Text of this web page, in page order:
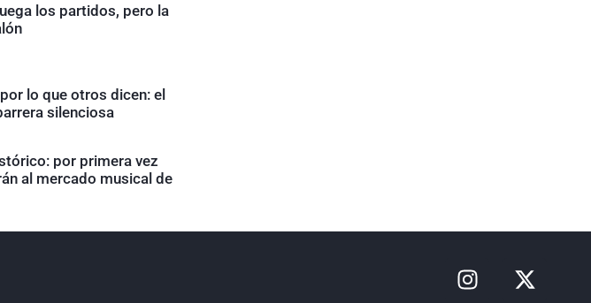
los partidos, pero la
lo que otros dicen: el
silenciosa
por primera vez
al mercado musical de